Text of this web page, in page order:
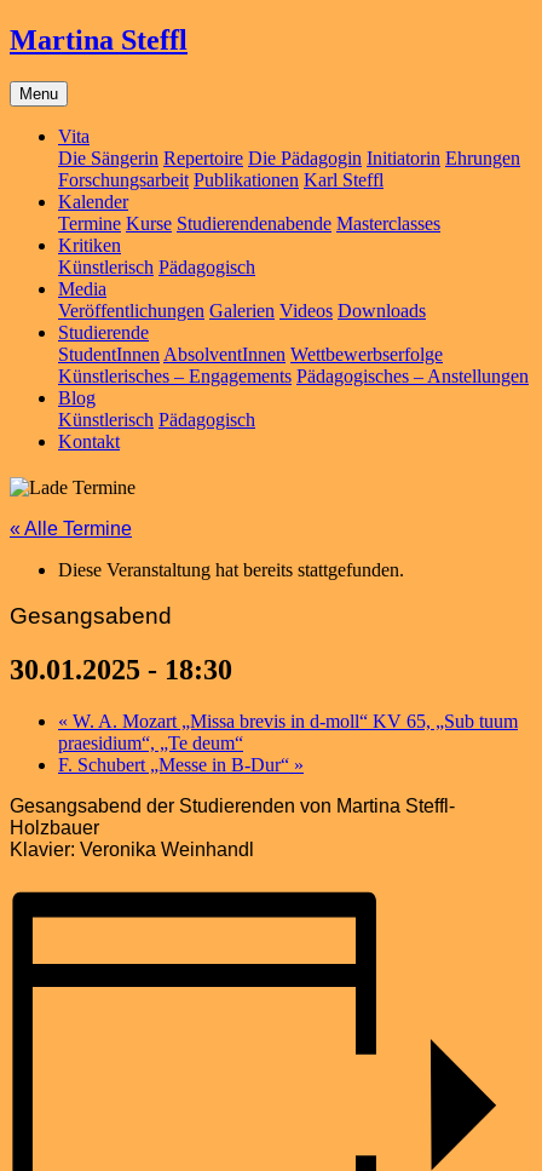
Martina Steffl
Menu
Vita
Die Sängerin Repertoire Die Pädagogin Initiatorin Ehrungen
Forschungsarbeit Publikationen Karl Steffl
Kalender
Termine Kurse Studierendenabende Masterclasses
Kritiken
Künstlerisch Pädagogisch
Media
Veröffentlichungen Galerien Videos Downloads
Studierende
StudentInnen AbsolventInnen Wettbewerbserfolge
Künstlerisches – Engagements Pädagogisches – Anstellungen
Blog
Künstlerisch Pädagogisch
Kontakt
« Alle Termine
Diese Veranstaltung hat bereits stattgefunden.
Gesangsabend
30.01.2025 - 18:30
« W. A. Mozart „Missa brevis in d-moll“ KV 65, „Sub tuum
praesidium“, „Te deum“
F. Schubert „Messe in B-Dur“ »
Gesangsabend der Studierenden von Martina Steffl-
Holzbauer
Klavier: Veronika Weinhandl